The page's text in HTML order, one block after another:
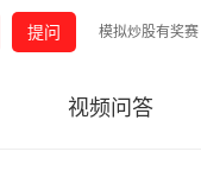
模拟炒股有奖赛
提问
视频问答